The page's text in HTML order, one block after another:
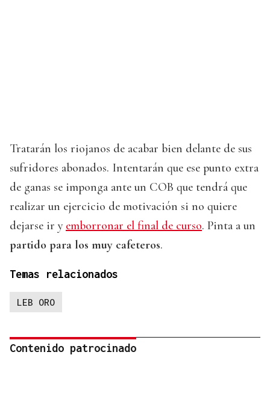
Tratarán los riojanos de acabar bien delante de sus
sufridores abonados. Intentarán que ese punto extra
de ganas se imponga ante un COB que tendrá que
realizar un ejercicio de motivación si no quiere
dejarse ir y emborronar el final de curso. Pinta a un
partido para los muy cafeteros.
Temas relacionados
LEB ORO
Contenido patrocinado